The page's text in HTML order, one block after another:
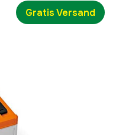
Gratis Versand